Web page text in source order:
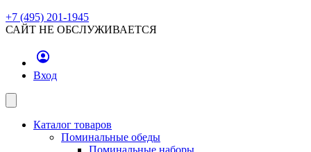
+7 (495) 201-1945
САЙТ НЕ ОБСЛУЖИВАЕТСЯ
Вход
Каталог товаров
Поминальные обеды
Поминальные наборы